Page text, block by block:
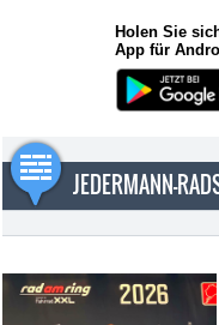
Holen Sie
App für
JEDERMANN-